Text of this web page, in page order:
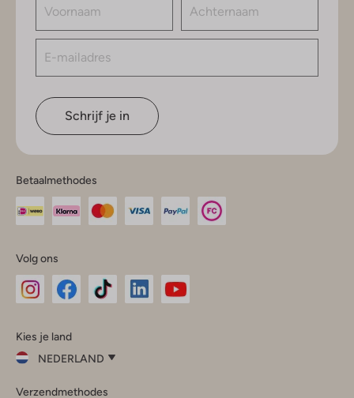
Schrijf je in
Betaalmethodes
Volg ons
InstagramFacebook
Kies je land
NEDERLAND
je
Verzendmethodes